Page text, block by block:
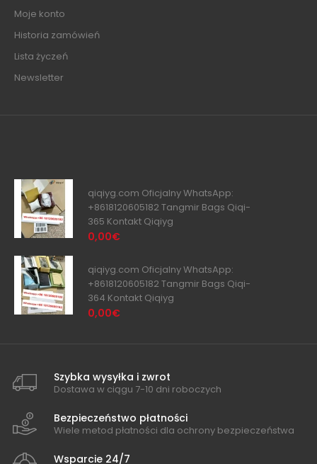
Moje konto
Historia zamówień
Lista życzeń
Newsletter
qiqiyg.com Oficjalny WhatsApp:
+8618120605182 Tangmir Bags Qiqi-
365 Kontakt Qiqiyg
0,00€
qiqiyg.com Oficjalny WhatsApp:
+8618120605182 Tangmir Bags Qiqi-
364 Kontakt Qiqiyg
0,00€
Szybka wysyłka i zwrot
Dostawa w ciągu 7-10 dni roboczych
Bezpieczeństwo płatności
Wiele metod płatności dla ochrony bezpieczeństwa
Wsparcie 24/7